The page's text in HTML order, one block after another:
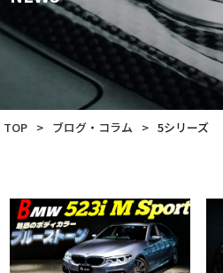
TOP > ブログ・コラム > 5シリーズ